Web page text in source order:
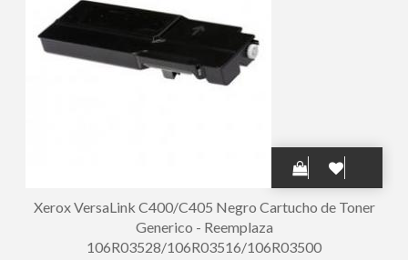
Xerox VersaLink C400/C405 Negro Cartucho de Toner
Generico - Reemplaza
106R03528/106R03516/106R03500